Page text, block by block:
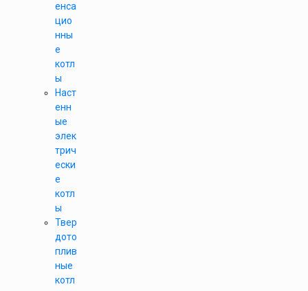
енса
цио
нны
е
котл
ы
Наст
енн
ые
элек
трич
ески
е
котл
ы
Твер
дото
плив
ные
котл